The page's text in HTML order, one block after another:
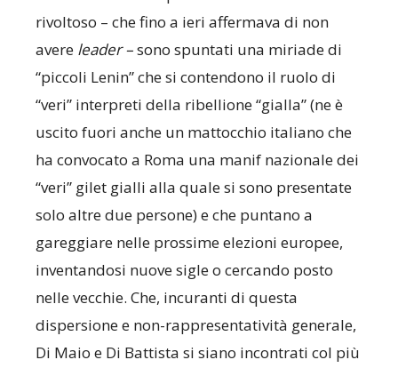
rivoltoso – che fino a ieri affermava di non
avere leader –sono spuntati una miriade di
“piccoli Lenin” che si contendono il ruolo di
“veri” interpreti della ribellione “gialla” (ne è
uscito fuori anche un mattocchio italiano che
ha convocato a Roma una manif nazionale dei
“veri” gilet gialli alla quale si sono presentate
solo altre due persone) e che puntano a
gareggiare nelle prossime elezioni europee,
inventandosi nuove sigle o cercando posto
nelle vecchie. Che, incuranti di questa
dispersione e non-rappresentatività generale,
Di Maio e Di Battista si siano incontrati col più